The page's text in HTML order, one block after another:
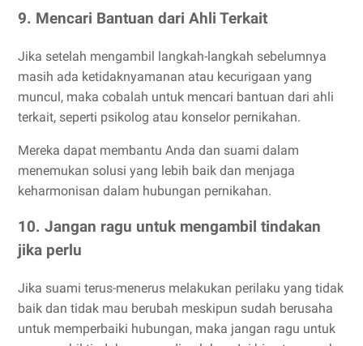
9. Mencari Bantuan dari Ahli Terkait
Jika setelah mengambil langkah-langkah sebelumnya
masih ada ketidaknyamanan atau kecurigaan yang
muncul, maka cobalah untuk mencari bantuan dari ahli
terkait, seperti psikolog atau konselor pernikahan.
Mereka dapat membantu Anda dan suami dalam
menemukan solusi yang lebih baik dan menjaga
keharmonisan dalam hubungan pernikahan.
10. Jangan ragu untuk mengambil tindakan
jika perlu
Jika suami terus-menerus melakukan perilaku yang tidak
baik dan tidak mau berubah meskipun sudah berusaha
untuk memperbaiki hubungan, maka jangan ragu untuk